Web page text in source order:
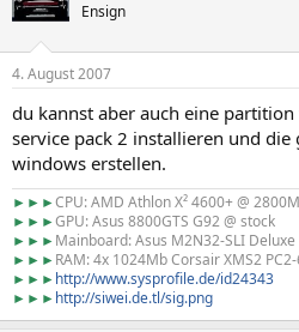
Ensign
4. August 2007
du kannst aber auch eine
service pack 2 installieren und
windows erstellen.
►►►CPU: AMD Athlon X² 4600+ @
►►►GPU: Asus 8800GTS G92 @ stock
►►►Mainboard: Asus M2N32-SLI Deluxe
►►►RAM: 4x 1024Mb Corsair XMS2
►►►http://www.sysprofile.de/id24343
►►►http://siwei.de.tl/sig.png